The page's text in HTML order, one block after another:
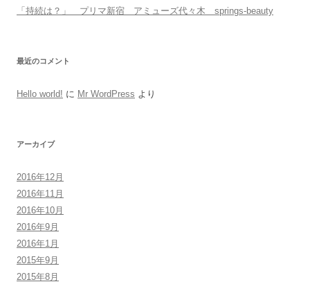
「持続は？」 プリマ新宿 アミューズ代々木 springs-beauty
最近のコメント
Hello world! に Mr WordPress より
アーカイブ
2016年12月
2016年11月
2016年10月
2016年9月
2016年1月
2015年9月
2015年8月